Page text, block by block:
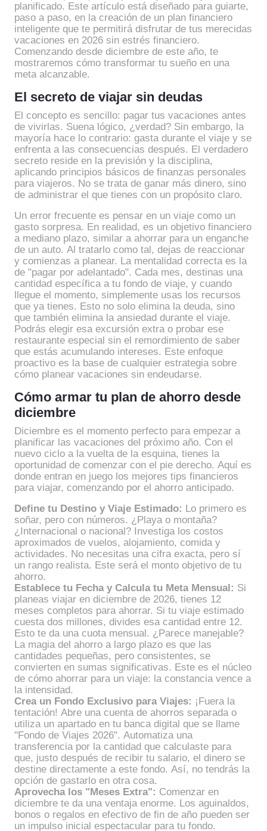
planificado. Este artículo está diseñado para guiarte,
paso a paso, en la creación de un plan financiero
inteligente que te permitirá disfrutar de tus merecidas
vacaciones en 2026 sin estrés financiero.
Comenzando desde diciembre de este año, te
mostraremos cómo transformar tu sueño en una
meta alcanzable.
El secreto de viajar sin deudas
El concepto es sencillo: pagar tus vacaciones antes
de vivirlas. Suena lógico, ¿verdad? Sin embargo, la
mayoría hace lo contrario: gasta durante el viaje y se
enfrenta a las consecuencias después. El verdadero
secreto reside en la previsión y la disciplina,
aplicando principios básicos de finanzas personales
para viajeros. No se trata de ganar más dinero, sino
de administrar el que tienes con un propósito claro.
Un error frecuente es pensar en un viaje como un
gasto sorpresa. En realidad, es un objetivo financiero
a mediano plazo, similar a ahorrar para un enganche
de un auto. Al tratarlo como tal, dejas de reaccionar
y comienzas a planear. La mentalidad correcta es la
de "pagar por adelantado". Cada mes, destinas una
cantidad específica a tu fondo de viaje, y cuando
llegue el momento, simplemente usas los recursos
que ya tienes. Esto no solo elimina la deuda, sino
que también elimina la ansiedad durante el viaje.
Podrás elegir esa excursión extra o probar ese
restaurante especial sin el remordimiento de saber
que estás acumulando intereses. Este enfoque
proactivo es la base de cualquier estrategia sobre
cómo planear vacaciones sin endeudarse.
Cómo armar tu plan de ahorro desde
diciembre
Diciembre es el momento perfecto para empezar a
planificar las vacaciones del próximo año. Con el
nuevo ciclo a la vuelta de la esquina, tienes la
oportunidad de comenzar con el pie derecho. Aquí es
donde entran en juego los mejores tips financieros
para viajar, comenzando por el ahorro anticipado.
Define tu Destino y Viaje Estimado: Lo primero es
soñar, pero con números. ¿Playa o montaña?
¿Internacional o nacional? Investiga los costos
aproximados de vuelos, alojamiento, comida y
actividades. No necesitas una cifra exacta, pero sí
un rango realista. Este será el monto objetivo de tu
ahorro.
Establece tu Fecha y Calcula tu Meta Mensual: Si
planeas viajar en diciembre de 2026, tienes 12
meses completos para ahorrar. Si tu viaje estimado
cuesta dos millones, divides esa cantidad entre 12.
Esto te da una cuota mensual. ¿Parece manejable?
La magia del ahorro a largo plazo es que las
cantidades pequeñas, pero consistentes, se
convierten en sumas significativas. Este es el núcleo
de cómo ahorrar para un viaje: la constancia vence a
la intensidad.
Crea un Fondo Exclusivo para Viajes: ¡Fuera la
tentación! Abre una cuenta de ahorros separada o
utiliza un apartado en tu banca digital que se llame
"Fondo de Viajes 2026". Automatiza una
transferencia por la cantidad que calculaste para
que, justo después de recibir tu salario, el dinero se
destine directamente a este fondo. Así, no tendrás la
opción de gastarlo en otra cosa.
Aprovecha los "Meses Extra": Comenzar en
diciembre te da una ventaja enorme. Los aguinaldos,
bonos o regalos en efectivo de fin de año pueden ser
un impulso inicial espectacular para tu fondo.